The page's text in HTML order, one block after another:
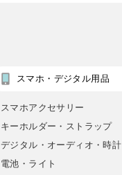
スマホ・デジタル用品
スマホアクセサリー
キーホルダー・ストラップ
デジタル・オーディオ・時計
電池・ライト